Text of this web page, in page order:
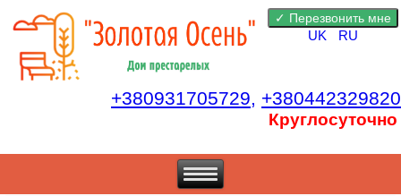
UK RU
+380931705729, +380442329820
Круглосуточно